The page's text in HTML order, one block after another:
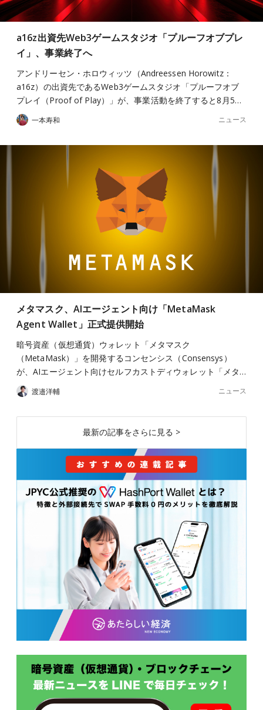
a16z出資先Web3ゲームスタジオ「プルーフオブプレ
イ」、事業終了へ
アンドリーセン・ホロウィッツ（Andreessen Horowitz：
a16z）の出資先であるWeb3ゲームスタジオ「プルーフオブ
プレイ（Proof of Play）」が、事業活動を終了すると8月5…
一本寿和 ニュース
メタマスク、AIエージェント向け「MetaMask
Agent Wallet」正式提供開始
暗号資産（仮想通貨）ウォレット「メタマスク
（MetaMask）」を開発するコンセンシス（Consensys）
が、AIエージェント向けセルフカストディウォレット「メタ…
渡邉洋輔 ニュース
最新の記事をさらに見る >